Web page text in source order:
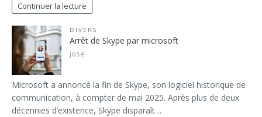
Continuer la lecture
DIVERS
Arrêt de Skype par microsoft
jose
Microsoft a annoncé la fin de Skype, son logiciel historique de
communication, à compter de mai 2025. Après plus de deux
décennies d’existence, Skype disparaît…